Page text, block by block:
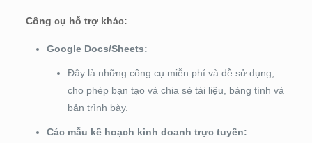
Công cụ hỗ trợ khác:
Google Docs/Sheets:
Đây là những công cụ miễn phí và dễ sử dụng,
cho phép bạn tạo và chia sẻ tài liệu, bảng tính và
bản trình bày.
Các mẫu kế hoạch kinh doanh trực tuyến: